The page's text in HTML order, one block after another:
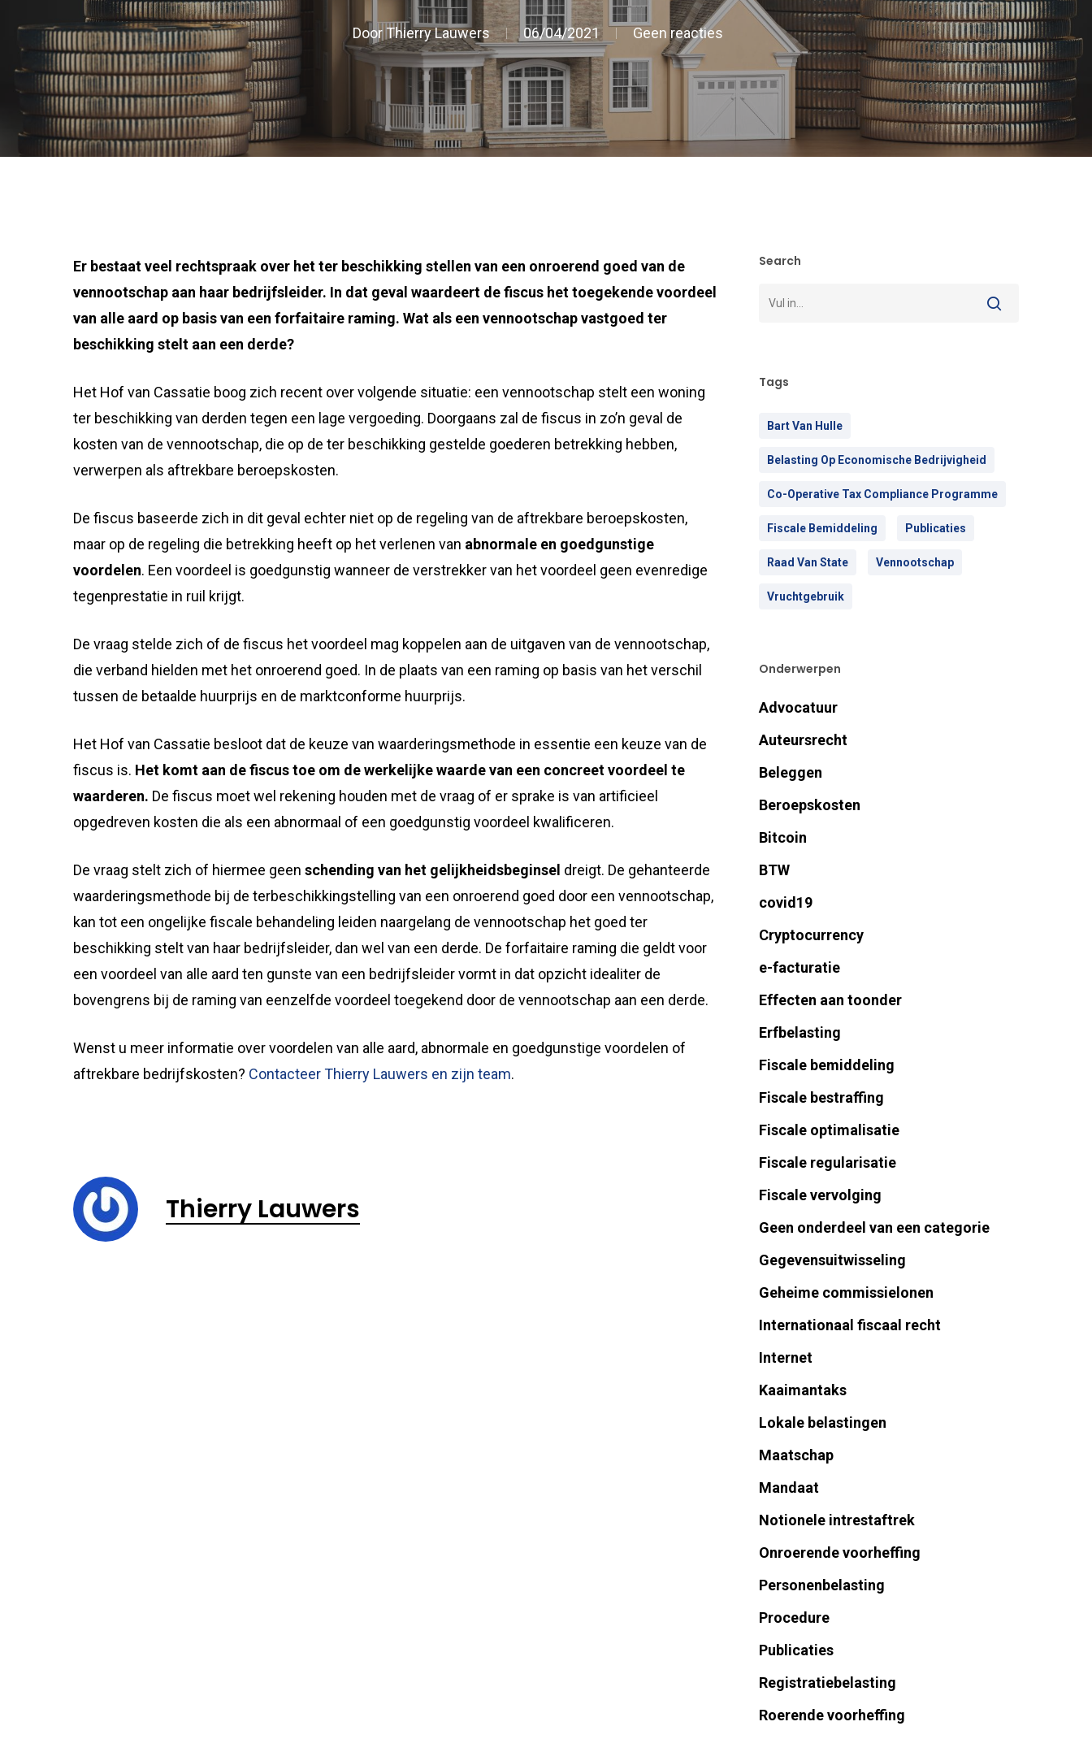
Door Thierry Lauwers 06/04/2021 Geen reacties
Er bestaat veel rechtspraak over het ter beschikking stellen van een onroerend goed van de
vennootschap aan haar bedrijfsleider. In dat geval waardeert de fiscus het toegekende voordeel
van alle aard op basis van een forfaitaire raming. Wat als een vennootschap vastgoed ter
beschikking stelt aan een derde?
Het Hof van Cassatie boog zich recent over volgende situatie: een vennootschap stelt een woning
ter beschikking van derden tegen een lage vergoeding. Doorgaans zal de fiscus in zo’n geval de
kosten van de vennootschap, die op de ter beschikking gestelde goederen betrekking hebben,
verwerpen als aftrekbare beroepskosten.
De fiscus baseerde zich in dit geval echter niet op de regeling van de aftrekbare beroepskosten,
maar op de regeling die betrekking heeft op het verlenen van abnormale en goedgunstige
voordelen. Een voordeel is goedgunstig wanneer de verstrekker van het voordeel geen evenredige
tegenprestatie in ruil krijgt.
De vraag stelde zich of de fiscus het voordeel mag koppelen aan de uitgaven van de vennootschap,
die verband hielden met het onroerend goed. In de plaats van een raming op basis van het verschil
tussen de betaalde huurprijs en de marktconforme huurprijs.
Het Hof van Cassatie besloot dat de keuze van waarderingsmethode in essentie een keuze van de
fiscus is. Het komt aan de fiscus toe om de werkelijke waarde van een concreet voordeel te
waarderen. De fiscus moet wel rekening houden met de vraag of er sprake is van artificieel
opgedreven kosten die als een abnormaal of een goedgunstig voordeel kwalificeren.
De vraag stelt zich of hiermee geen schending van het gelijkheidsbeginsel dreigt. De gehanteerde
waarderingsmethode bij de terbeschikkingstelling van een onroerend goed door een vennootschap,
kan tot een ongelijke fiscale behandeling leiden naargelang de vennootschap het goed ter
beschikking stelt van haar bedrijfsleider, dan wel van een derde. De forfaitaire raming die geldt voor
een voordeel van alle aard ten gunste van een bedrijfsleider vormt in dat opzicht idealiter de
bovengrens bij de raming van eenzelfde voordeel toegekend door de vennootschap aan een derde.
Wenst u meer informatie over voordelen van alle aard, abnormale en goedgunstige voordelen of
aftrekbare bedrijfskosten? Contacteer Thierry Lauwers en zijn team.
Thierry Lauwers
Search
Tags
Bart Van Hulle
Belasting Op Economische Bedrijvigheid
Co-Operative Tax Compliance Programme
Fiscale Bemiddeling Publicaties
Raad Van State Vennootschap
Vruchtgebruik
Onderwerpen
Advocatuur
Auteursrecht
Beleggen
Beroepskosten
Bitcoin
BTW
covid19
Cryptocurrency
e-facturatie
Effecten aan toonder
Erfbelasting
Fiscale bemiddeling
Fiscale bestraffing
Fiscale optimalisatie
Fiscale regularisatie
Fiscale vervolging
Geen onderdeel van een categorie
Gegevensuitwisseling
Geheime commissielonen
Internationaal fiscaal recht
Internet
Kaaimantaks
Lokale belastingen
Maatschap
Mandaat
Notionele intrestaftrek
Onroerende voorheffing
Personenbelasting
Procedure
Publicaties
Registratiebelasting
Roerende voorheffing